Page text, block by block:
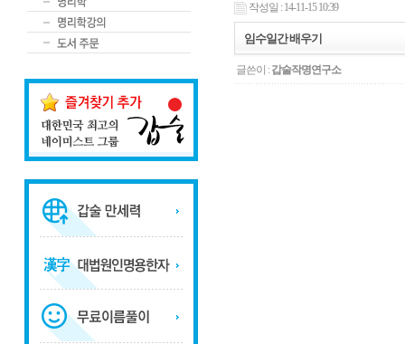
작성일 : 14-11-15 10:39
임수일간 배우기
글쓴이 : 갑술작명연구소